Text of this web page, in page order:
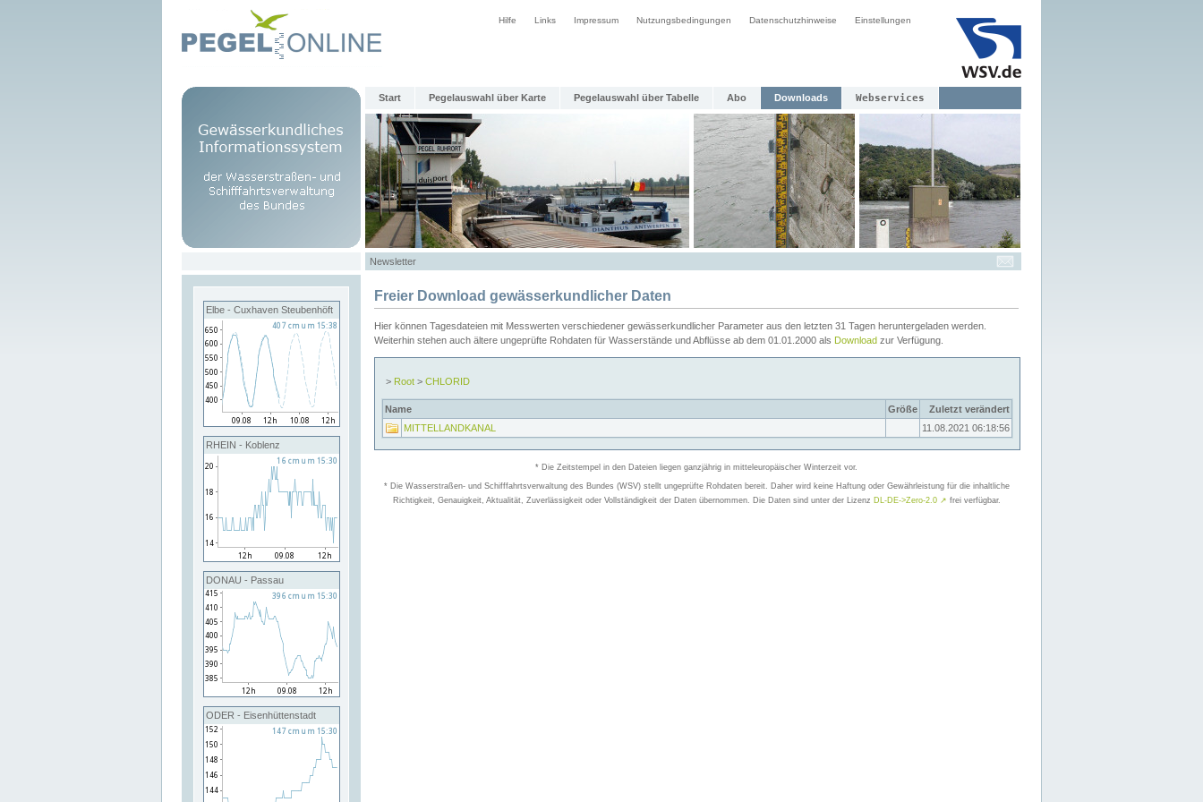
Hilfe Links Impressum Nutzungsbedingungen Datenschutzhinweise Einstellungen
Start Pegelauswahl über Karte Pegelauswahl über Tabelle Abo Downloads Webservices
Newsletter
Elbe - Cuxhaven Steubenhöft
RHEIN - Koblenz
DONAU - Passau
ODER - Eisenhüttenstadt
Freier Download gewässerkundlicher Daten
Hier können Tagesdateien mit Messwerten verschiedener gewässerkundlicher Parameter aus den letzten 31 Tagen heruntergeladen werden.
Weiterhin stehen auch ältere ungeprüfte Rohdaten für Wasserstände und Abflüsse ab dem 01.01.2000 als Download zur Verfügung.
> Root > CHLORID
Name Größe
Zuletzt verändert
MITTELLANDKANAL
11.08.2021 06:18:56
* Die Zeitstempel in den Dateien liegen ganzjährig in mitteleuropäischer Winterzeit vor.
* Die Wasserstraßen- und Schifffahrtsverwaltung des Bundes (WSV) stellt ungeprüfte Rohdaten bereit. Daher wird keine Haftung oder Gewährleistung für die inhaltliche
Richtigkeit, Genauigkeit, Aktualität, Zuverlässigkeit oder Vollständigkeit der Daten übernommen. Die Daten sind unter der Lizenz DL-DE->Zero-2.0 ↗ frei verfügbar.